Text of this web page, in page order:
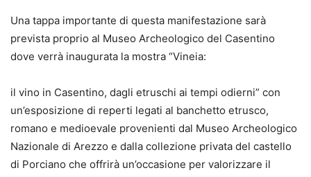
Una tappa importante di questa manifestazione sarà
prevista proprio al Museo Archeologico del Casentino
dove verrà inaugurata la mostra “Vineia:
il vino in Casentino, dagli etruschi ai tempi odierni” con
un’esposizione di reperti legati al banchetto etrusco,
romano e medioevale provenienti dal Museo Archeologico
Nazionale di Arezzo e dalla collezione privata del castello
di Porciano che offrirà un’occasione per valorizzare il